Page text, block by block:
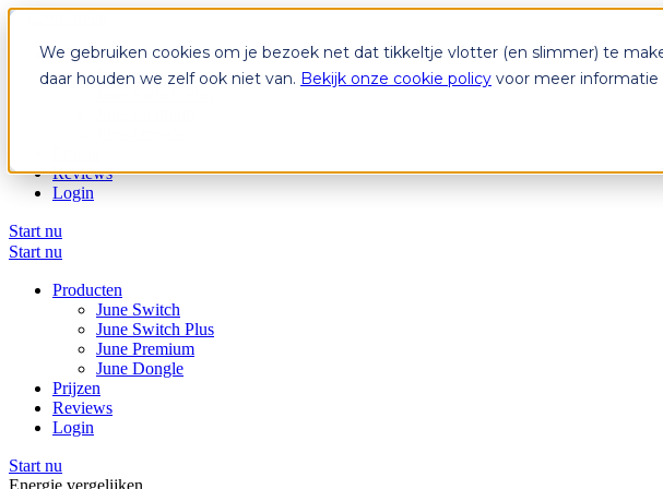
We gebruiken cookies om je bezoek net dat tikkeltje vlotter (en slimmer) te
daar houden we zelf ook niet van. Bekijk onze cookie policy voor meer informatie
Producten
June Switch
Reviews
Login
Start nu
Start nu
Producten
June Switch
June Switch Plus
June Premium
June Dongle
Prijzen
Reviews
Login
Start nu
Energie vergelijken